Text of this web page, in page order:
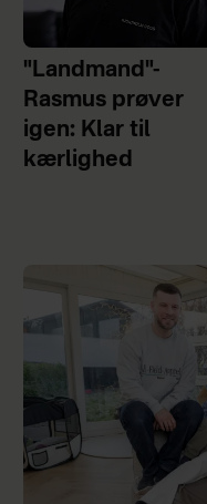
"Landmand"-
Rasmus prøver
igen: Klar til
kærlighed